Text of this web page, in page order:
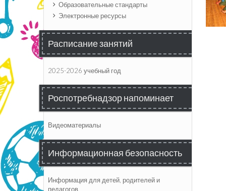
Образовательные стандарты
Электронные ресурсы
Расписание занятий
2025-2026 учебный год
Роспотребнадзор напоминает
Видеоматериалы
Информационная безопасность
Информация для детей, родителей и
педагогов